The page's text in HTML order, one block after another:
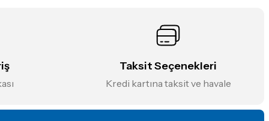
Taksit Seçenekleri
Kredi kartına taksit ve havale